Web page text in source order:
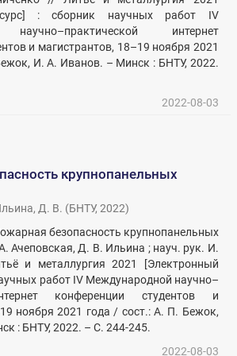
: сборник научных работ IV
научно–практической интернет
и магистрантов, 18–19 ноября 2021
И. А. Иванов. – Минск : БНТУ, 2022.
2022-08-03
крупнопанельных
Д. В. (БНТУ,2022)
безопасность крупнопанельных
Ачеповская, Д. В. Ильина ; науч. рук. И.
и металлургия 2021 [Электронный
работ IV Международной научно–
конференции студентов и
ноября 2021 года / сост.: А. П. Бежок,
: БНТУ, 2022. – С. 244-245.
2022-08-03